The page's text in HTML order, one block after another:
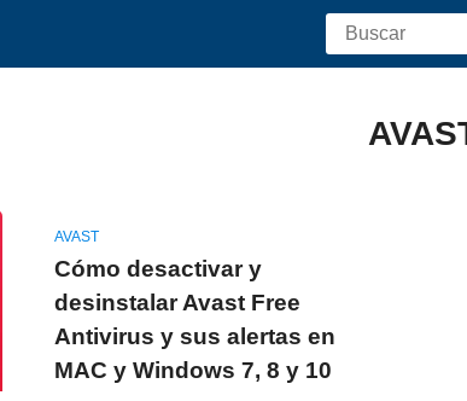
AVAST
Cómo desactivar y
desinstalar Avast Free
Antivirus y sus alertas en
MAC y Windows 7, 8 y 10